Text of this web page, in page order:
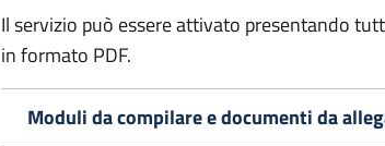
Il servizio può essere attivato presentando
in formato PDF.
Moduli da compilare e documenti da